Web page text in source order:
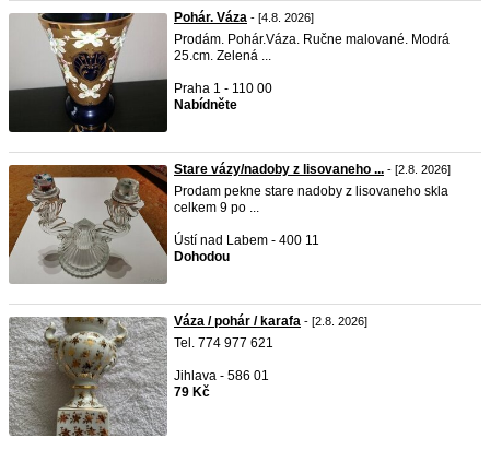
Pohár. Váza - [4.8. 2026]
Prodám. Pohár.Váza. Ručne malované. Modrá
25.cm. Zelená ...
Praha 1 - 110 00
Nabídněte
Stare vázy/nadoby z lisovaneho ... - [2.8. 2026]
Prodam pekne stare nadoby z lisovaneho skla
celkem 9 po ...
Ústí nad Labem - 400 11
Dohodou
Váza / pohár / karafa - [2.8. 2026]
Tel. 774 977 621
Jihlava - 586 01
79 Kč